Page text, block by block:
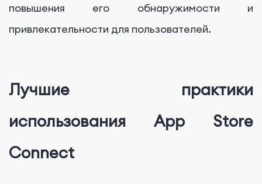
повышения его обнаружимости и
привлекательности для пользователей.
Лучшие практики
использования App Store
Connect